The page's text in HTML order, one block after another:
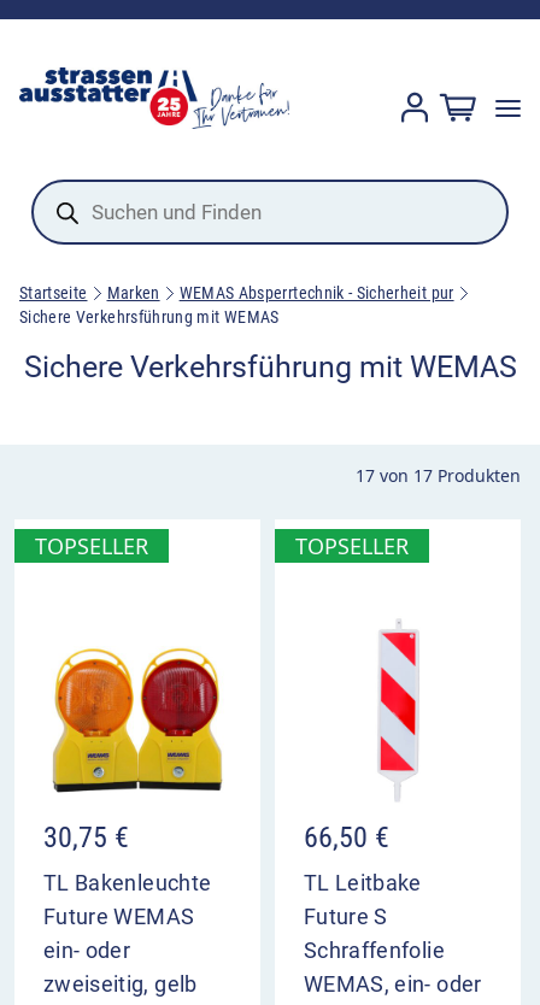
Products
search
Startseite Marken
WEMAS Absperrtechnik - Sicherheit pur
Sichere Verkehrsführung mit WEMAS
Sichere Verkehrsführung mit WEMAS
17 von 17 Produkten
TOPSELLER
30,75 €
TL Bakenleuchte
Future WEMAS
ein- oder
zweiseitig, gelb
TOPSELLER
66,50 €
TL Leitbake
Future S
Schraffenfolie
WEMAS, ein- oder